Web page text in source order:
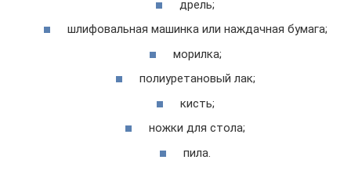
дрель;
шлифовальная машинка или наждачная бумага;
морилка;
полиуретановый лак;
кисть;
ножки для стола;
пила.